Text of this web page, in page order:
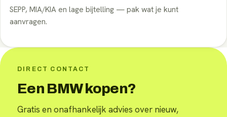
SEPP, MIA/KIA en lage bijtelling — pak wat je kunt
aanvragen.
DIRECT CONTACT
Een BMW kopen?
Gratis en onafhankelijk advies over nieuw,